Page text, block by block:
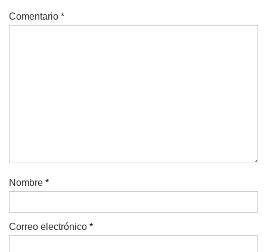
Comentario *
Nombre *
Correo electrónico *